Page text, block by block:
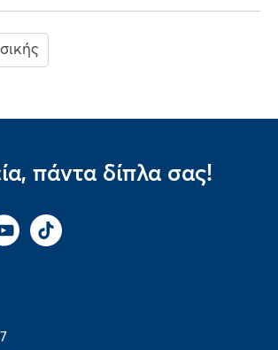
πάντα δίπλα σας!
Tube Tik Tok